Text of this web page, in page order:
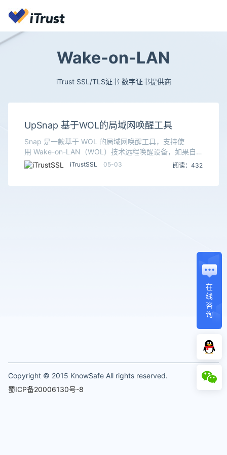
Wake-on-LAN
iTrust SSL/TLS证书 数字证书提供商
UpSnap 基于WOL的局域网唤醒工具
Snap 是一款基于 WOL 的局域网唤醒工具，支持使
用 Wake-on-LAN（WOL）技术远程唤醒设备，如果自
己的设备支持网络唤醒，恭喜你可能对你有用，网络唤醒
iTrustSSL 05-03 阅读：432
在
线
咨
询
Copyright © 2015 KnowSafe All rights reserved.
蜀ICP备20006130号-8